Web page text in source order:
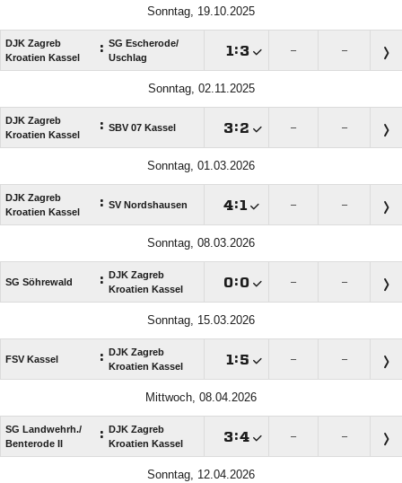
Sonntag, 19.10.2025
DJK Zagreb
Kroatien Kassel
: SG Escherode/​
Uschlag
 : – –
Sonntag, 02.11.2025
DJK Zagreb
Kroatien Kassel
: SBV 07 Kassel : – –
Sonntag, 01.03.2026
DJK Zagreb
Kroatien Kassel
: SV Nordshausen : – –
Sonntag, 08.03.2026
SG Söhrewald : DJK Zagreb
Kroatien Kassel
: – –
Sonntag, 15.03.2026
FSV Kassel : DJK Zagreb
Kroatien Kassel
 : – –
Mittwoch, 08.04.2026
SG Landwehrh./​
Benterode II
: DJK Zagreb
Kroatien Kassel
: – –
Sonntag, 12.04.2026